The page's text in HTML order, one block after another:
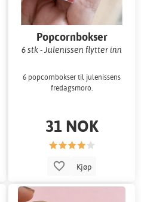
Popcornbokser
6 stk - Julenissen flytter inn
6 popcornbokser til julenissens
fredagsmoro.
31 NOK
Kjøp